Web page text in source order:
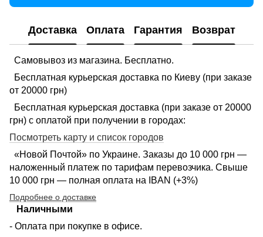
Доставка Оплата Гарантия Возврат
Самовывоз из магазина. Бесплатно.
Бесплатная курьерская доставка по Киеву (при заказе
от 20000 грн)
Бесплатная курьерская доставка (при заказе от 20000
грн) с оплатой при получении в городах:
Посмотреть карту и список городов
«Новой Почтой» по Украине. Заказы до 10 000 грн —
наложенный платеж по тарифам перевозчика. Свыше
10 000 грн — полная оплата на IBAN (+3%)
Подробнее о доставке
Наличными
- Оплата при покупке в офисе.